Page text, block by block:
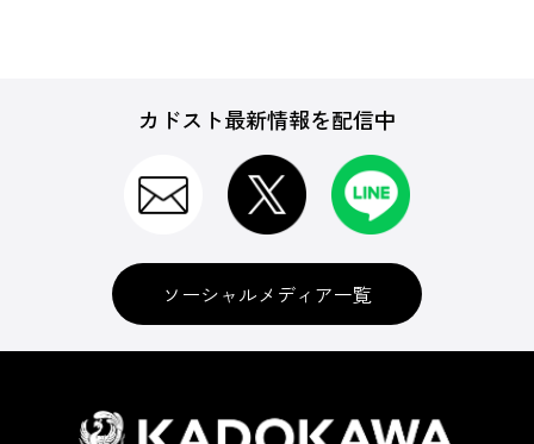
カドスト最新情報を配信中
ソーシャルメディア一覧